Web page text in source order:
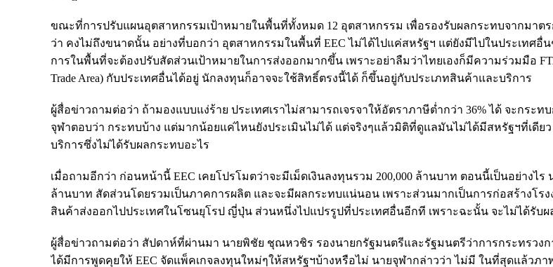
ขณะที่การปรับแผนอุตสาหกรรมเป้าหมายในพื้นที่ทั้งหมด 12 อุตสาหกรรม เพื่อรองรับผลกระทบจากมาต
ว่า คงไม่ถึงขนาดนั้น อย่างที่บอกว่า อุตสาหกรรมในพื้นที่ EEC ไม่ได้ไปแค่สหรัฐฯ แต่ยังมีไปในประเทศอื่
การในพื้นที่จะต้องปรับสัดส่วนเป้าหมายในการส่งออกมากขึ้น เพราะอย่าลืมว่าไทยเองก็มีความร่วมมือ
Trade Area) กับประเทศอื่นได้อยู่ นักลงทุนก็อาจจะใช้สิทธิ์ตรงนี้ได้ ก็ขึ้นอยู่กับประเภทสินค้าและบริการ
ผู้สื่อข่าวถามต่อว่า ถ้ามองแบบแง่ร้าย ประเทศเราไม่สามารถเจรจาให้อัตราภาษีต่ำกว่า 36% ได้ จะกระท
จุฬาตอบว่า กระทบบ้าง แต่มากน้อยแค่ไหนยังประเมินไม่ได้ แต่จริงๆแล้วมิติที่ดูแลมันไม่ได้มีสหรัฐฯที่เดีย
บริการซึ่งไม่ได้รับผลกระทบอะไร
เมื่อถามอีกว่า ก่อนหน้านี้ EEC เคยโปรโมตว่าจะมีเม็ดเงินลงทุนรวม 200,000 ล้านบาท ตอนนี้เป็นอย่างไร
ล้านบาท สัดส่วนโดยรวมเป็นภาคการผลิต และจะมีผลกระทบแน่นอน เพราะส่วนมากเป็นการก่อสร้างโร
สินค้าส่งออกไปประเทศในโซนยุโรป ญี่ปุ่น ส่วนหนึ่งไปแปรรูปที่ประเทศอื่นอีกที เพราะฉะนั้น จะไม่ได้รับผ
ผู้สื่อข่าวถามต่อว่า สัปดาห์ที่ผ่านมา นายพิชัย ชุณหวชิร รองนายกรัฐมนตรีและรัฐมนตรีว่าการกระทรวงก
ได้มีการพูดคุยให้ EEC จัดแพ็คเกจลงทุนใหม่ๆให้สหรัฐฯบ้างหรือไม่ นายจุฬากล่าวว่า ไม่มี ในที่สุดแล้วภ